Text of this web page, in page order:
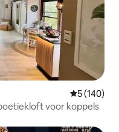
5 (140)
voor koppels